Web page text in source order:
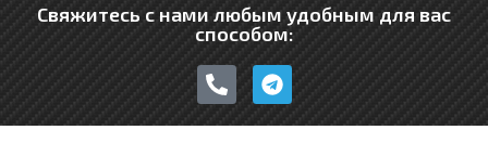
Свяжитесь с нами любым удобным для вас
способом:
P
o
n
e
l